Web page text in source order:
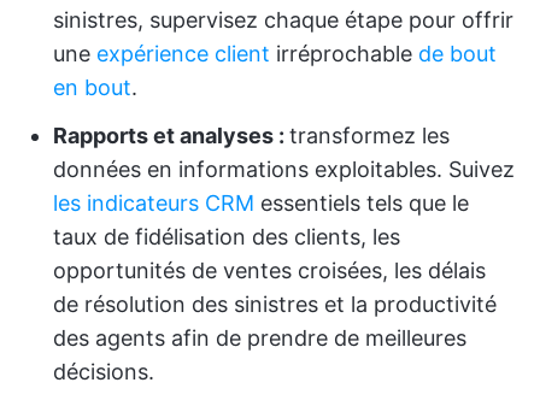
sinistres, supervisez chaque étape pour offrir
une expérience client irréprochable de bout
en bout.
Rapports et analyses : transformez les
données en informations exploitables. Suivez
les indicateurs CRM essentiels tels que le
taux de fidélisation des clients, les
opportunités de ventes croisées, les délais
de résolution des sinistres et la productivité
des agents afin de prendre de meilleures
décisions.